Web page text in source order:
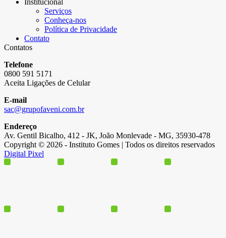
Institucional
Serviços
Conheça-nos
Política de Privacidade
Contato
Contatos
Telefone
0800 591 5171
Aceita Ligações de Celular
E-mail
sac@grupofaveni.com.br
Endereço
Av. Gentil Bicalho, 412 - JK, João Monlevade - MG, 35930-478
Copyright © 2026 - Instituto Gomes | Todos os direitos reservados
Digital Pixel